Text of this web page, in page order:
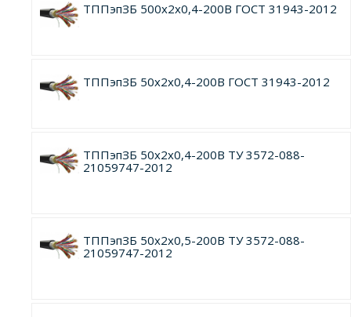
ТППэпЗБ 500х2х0,4-200В ГОСТ 31943-2012
ТППэпЗБ 50х2х0,4-200В ГОСТ 31943-2012
ТППэпЗБ 50х2х0,4-200В ТУ 3572-088-
21059747-2012
ТППэпЗБ 50х2х0,5-200В ТУ 3572-088-
21059747-2012